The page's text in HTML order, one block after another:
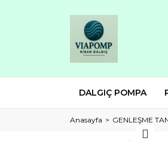
DALGIÇ POMPA
Anasayfa GENLEŞME